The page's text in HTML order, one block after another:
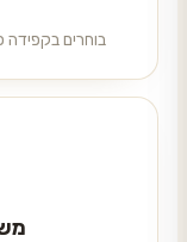
בוחרים בקפידה